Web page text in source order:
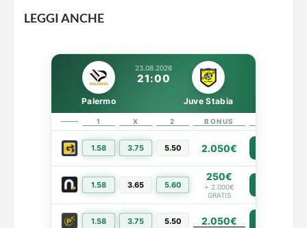
LEGGI ANCHE
23.08.2026
21:00
Palermo Juve Stabia
1 X 2 BONUS
1.58 3.75 5.50 2.050€
1.58 3.65 5.60
250€
+ 2.000€
GRATIS
1.58 3.75 5.50 2.050€